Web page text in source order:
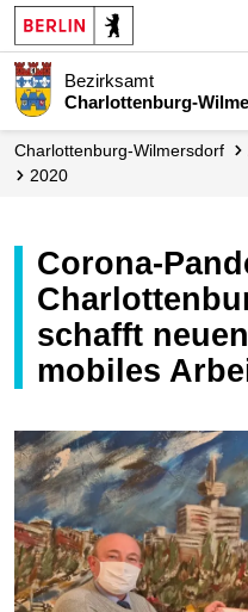
Bezirksamt
Charlottenburg-
Charlottenburg-Wilmersdorf
2020
Corona-Pandemie: Bezirksamt
schafft
mobiles